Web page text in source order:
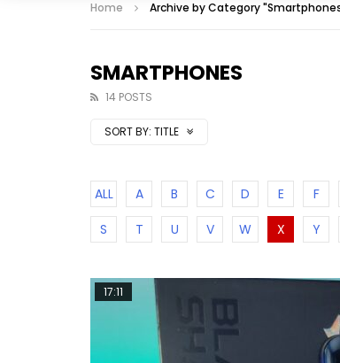
Home Archive by Category
SMARTPHONES
14 POSTS
SORT BY: TITLE
ALL A B C D E F
S
T U V W X Y
17:11